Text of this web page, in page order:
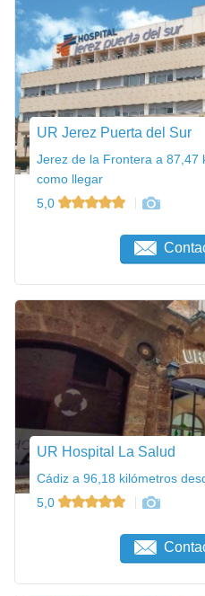
UR Jerez Puerta del Sur
Jerez de la Frontera a 87,47
como llegar
5,0
UR Hospital La Salud
Cádiz a 96,18 kilómetros
5,0